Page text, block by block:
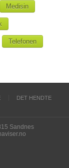
Medisin
Telefonen
DET HENDTE
Sandnes